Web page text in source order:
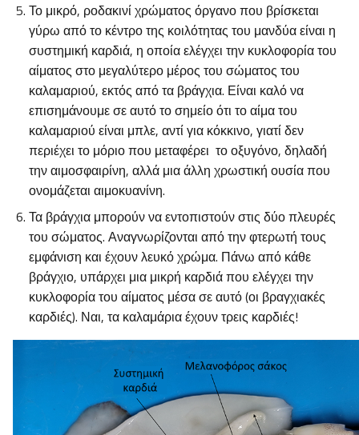
Το μικρό, ροδακινί χρώματος όργανο που βρίσκεται
γύρω από το κέντρο της κοιλότητας του μανδύα είναι η
συστημική καρδιά, η οποία ελέγχει την κυκλοφορία του
αίματος στο μεγαλύτερο μέρος του σώματος του
καλαμαριού, εκτός από τα βράγχια. Είναι καλό να
επισημάνουμε σε αυτό το σημείο ότι το αίμα του
καλαμαριού είναι μπλε, αντί για κόκκινο, γιατί δεν
περιέχει το μόριο που μεταφέρει το οξυγόνο, δηλαδή
την αιμοσφαιρίνη, αλλά μια άλλη χρωστική ουσία που
ονομάζεται αιμοκυανίνη.
Τα βράγχια μπορούν να εντοπιστούν στις δύο πλευρές
του σώματος. Αναγνωρίζονται από την φτερωτή τους
εμφάνιση και έχουν λευκό χρώμα. Πάνω από κάθε
βράγχιο, υπάρχει μια μικρή καρδιά που ελέγχει την
κυκλοφορία του αίματος μέσα σε αυτό (οι βραγχιακές
καρδιές). Ναι, τα καλαμάρια έχουν τρεις καρδιές!